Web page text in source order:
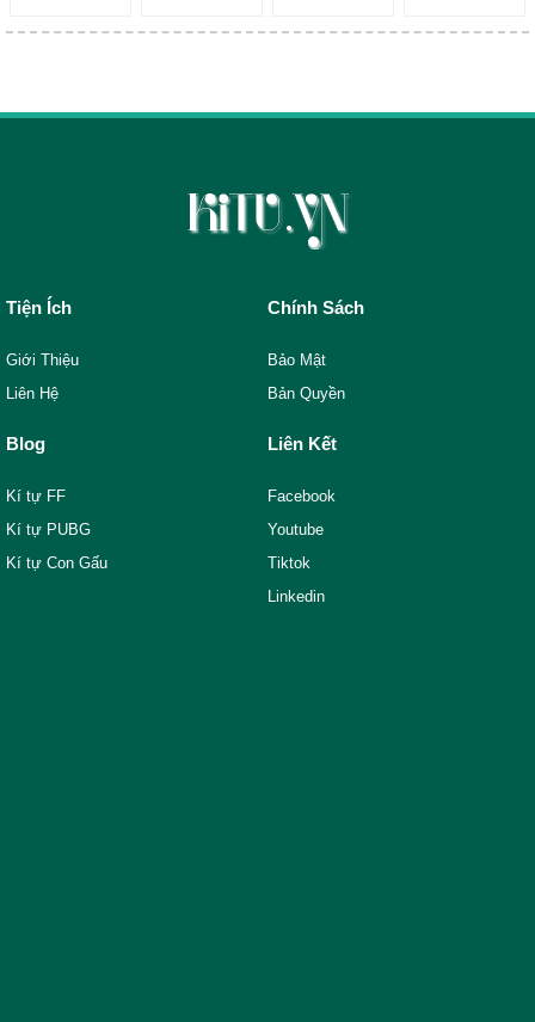
Tiện Ích
Giới Thiệu
Liên Hệ
Chính Sách
Bảo Mật
Bản Quyền
Blog
Kí tự FF
Kí tự PUBG
Kí tự Con Gấu
Liên Kết
Facebook
Youtube
Tiktok
Linkedin